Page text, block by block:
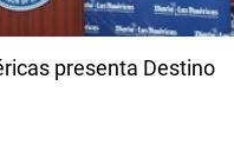
presenta Destino